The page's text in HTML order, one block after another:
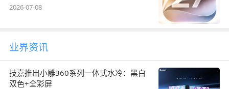
2026-07-08
业界资讯
技嘉推出小雕360系列一体式水冷：黑白
双色+全彩屏